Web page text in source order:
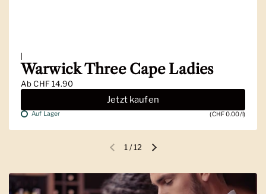
|
Warwick Three Cape Ladies
AbCHF 14.90
Jetzt kaufen
Auf Lager (CHF 0.00/l)
Vorherige FolieNächste Folie
1 /12